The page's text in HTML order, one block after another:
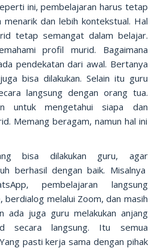
ini, pembelajaran harus tetap
menarik dan lebih kontekstual. Hal
tetap semangat dalam belajar.
profil murid. Bagaimana
pendekatan dari awal. Bertanya
bisa dilakukan. Selain itu guru
langsung dengan orang tua.
untuk mengetahui siapa dan
Memang beragam, namun hal ini
bisa dilakukan guru, agar
berhasil dengan baik. Misalnya
pembelajaran langsung
berdialog melalui Zoom, dan masih
ada juga guru melakukan anjang
secara langsung. Itu semua
pasti kerja sama dengan pihak